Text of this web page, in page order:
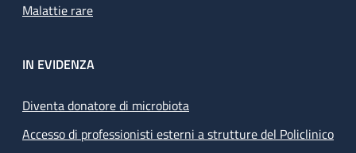
Malattie rare
IN EVIDENZA
Diventa donatore di microbiota
Accesso di professionisti esterni a strutture del Policlinico